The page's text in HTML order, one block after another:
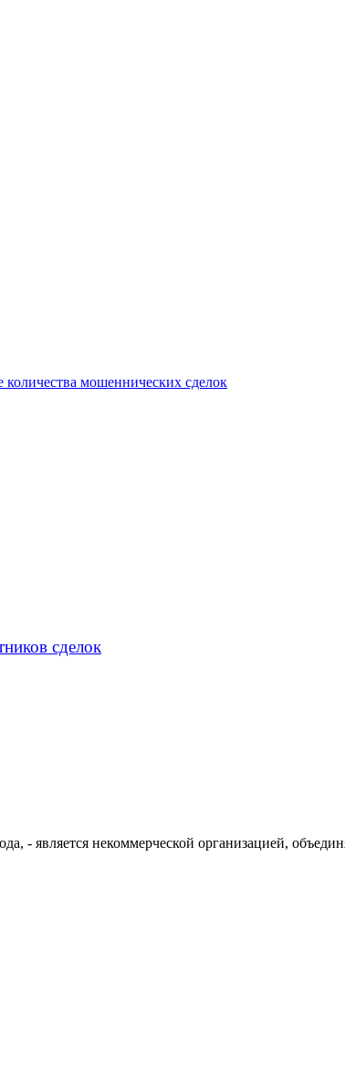
мошеннических сделок
сделок
- является некоммерческой организацией,